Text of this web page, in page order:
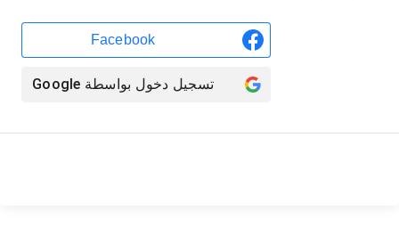
Facebook
تسجيل دخول بواسطة Google